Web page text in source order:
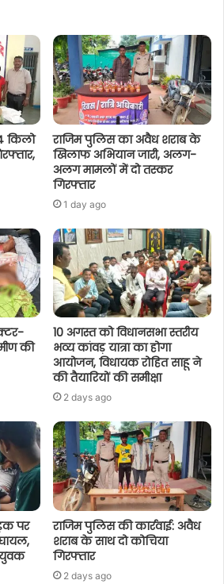
किलो
राजिम पुलिस का अवैध शराब के
खिलाफ अभियान जारी, अलग-
अलग मामलों में दो तस्कर
गिरफ्तार
1 day ago
की
10 अगस्त को विधानसभा स्तरीय
भव्य कांवड़ यात्रा का होगा
आयोजन, विधायक रोहित साहू ने
की तैयारियों की समीक्षा
2 days ago
पर
युवक
राजिम पुलिस की कार्रवाई: अवैध
शराब के साथ दो कोचिया
गिरफ्तार
2 days ago